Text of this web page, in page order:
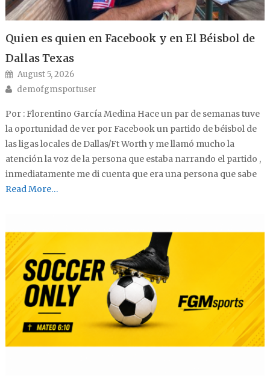
Quien es quien en Facebook y en El Béisbol de
Dallas Texas
Posted on
August 5, 2026
Author
demofgmsportuser
Por : Florentino García Medina Hace un par de semanas tuve
la oportunidad de ver por Facebook un partido de béisbol de
las ligas locales de Dallas/Ft Worth y me llamó mucho la
atención la voz de la persona que estaba narrando el partido ,
inmediatamente me di cuenta que era una persona que sabe
Read More…